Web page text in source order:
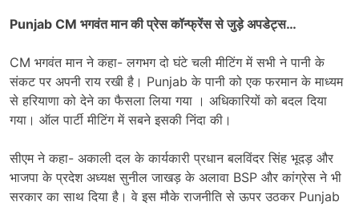
Punjab CM भगवंत मान की प्रेस कॉन्फ्रेंस से जुड़े अपडेट्स…
CM भगवंत मान ने कहा- लगभग दो घंटे चली मीटिंग में सभी ने पानी के
संकट पर अपनी राय रखी है। Punjab के पानी को एक फरमान के माध्यम
से हरियाणा को देने का फैसला लिया गया । अधिकारियों को बदल दिया
गया। ऑल पार्टी मीटिंग में सबने इसकी निंदा की।
सीएम ने कहा- अकाली दल के कार्यकारी प्रधान बलविंदर सिंह भूदड़ और
भाजपा के प्रदेश अध्यक्ष सुनील जाखड़ के अलावा BSP और कांग्रेस ने भी
सरकार का साथ दिया है। वे इस मौके राजनीति से ऊपर उठकर Punjab